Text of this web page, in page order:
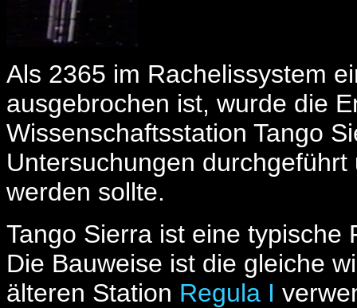
Als 2365 im Rachelissystem
ausgebrochen ist, wurde die
Wissenschaftsstation Tango
Untersuchungen
werden sollte.
Tango Sierra ist eine
Die Bauweise ist die gleiche
älteren Station Regula I